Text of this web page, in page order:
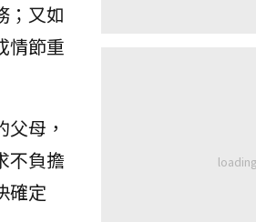
；又如
情節重
母，
不負擔
確定